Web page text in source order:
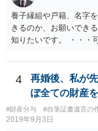
養子縁組や戸籍、名字
きるのか、お願いでき
知りたいです。 ・・・
ています。 やはり、成
の事だけ考えるべきな
い解決案があればお悩
と親子関係を結びたい
子縁組の必要があり 氏
しているとは言え、自
4
再婚後、私が
ぼ全ての財産
#財産分与 #自筆証書遺言の
2019年9月3日